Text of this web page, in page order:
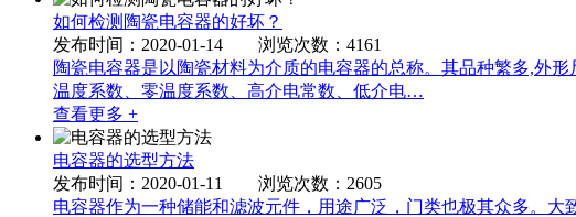
如何检测陶瓷电容器的好坏？
发布时间：2020-01-14 浏览次数：4161
陶瓷电容器是以陶瓷材料为介质的电容器的总称。其品种繁多,外
温度系数、零温度系数、高介电常数、低介电…
查看更多 +
电容器的选型方法
发布时间：2020-01-11 浏览次数：2605
电容器作为一种储能和滤波元件，用途广泛，门类也极其众多。